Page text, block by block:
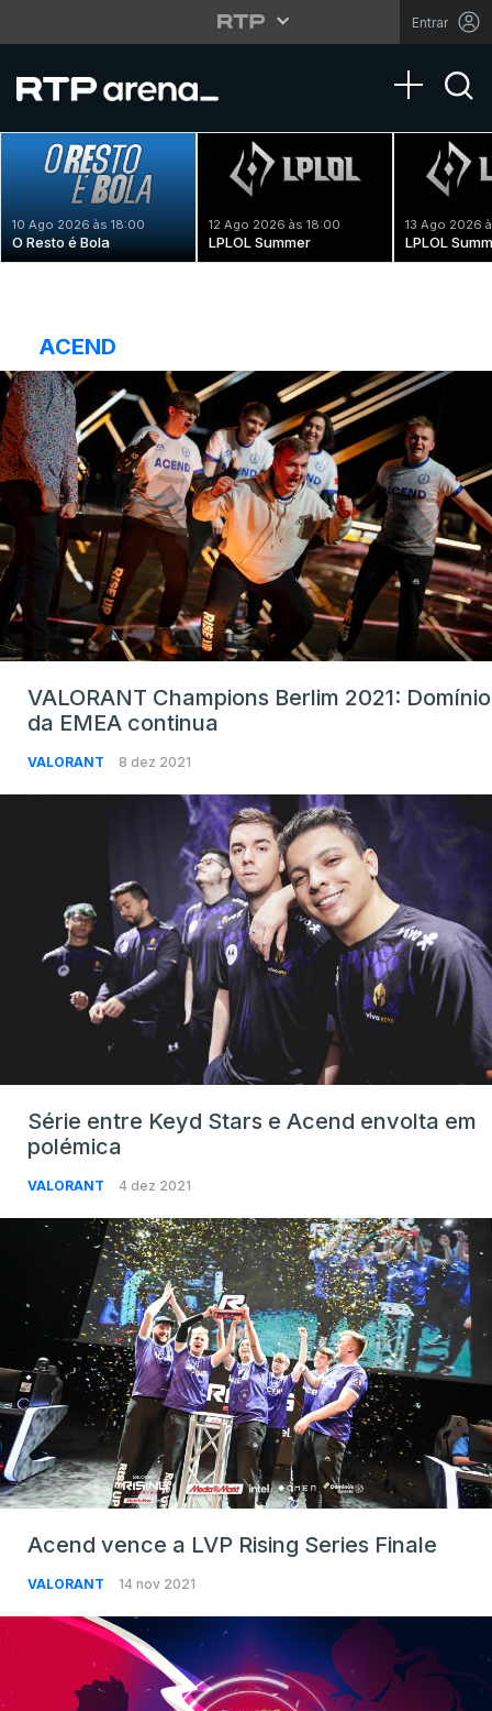
Entrar
Toggle
10 Ago 2026 às 18:00
O Resto é Bola
12 Ago 2026 às 18:00
LPLOL Summer
13 Ago 2026
LPLOL
ACEND
VALORANT Champions Berlim 2021: Domínio
da EMEA continua
VALORANT 8 dez 2021
Série entre Keyd Stars e Acend envolta em
polémica
VALORANT 4 dez 2021
Acend vence a LVP Rising Series Finale
VALORANT 14 nov 2021